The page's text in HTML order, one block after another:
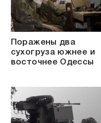
Поражены два
сухогруза южнее и
восточнее Одессы